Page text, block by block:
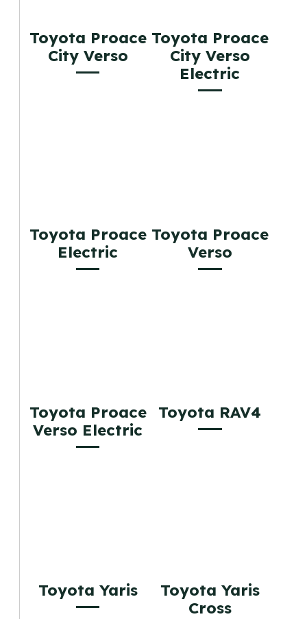
Toyota Proace
City Verso
Toyota Proace
City Verso
Electric
Toyota Proace
Electric
Toyota Proace
Verso
Toyota Proace
Verso Electric
Toyota RAV4
Toyota Yaris
Toyota Yaris
Cross